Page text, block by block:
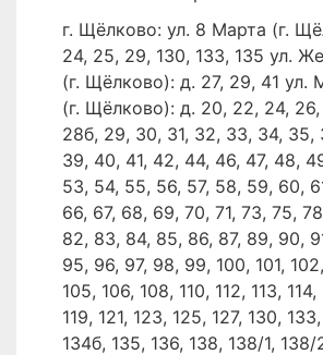
г. Щёлково: ул. 8 Марта (г.
24, 25, 29, 130, 133, 135 ул.
(г. Щёлково): д. 27, 29, 41 ул.
(г. Щёлково): д. 20, 22, 24,
28б, 29, 30, 31, 32, 33, 34, 35,
39, 40, 41, 42, 44, 46, 47, 48,
53, 54, 55, 56, 57, 58, 59, 60,
66, 67, 68, 69, 70, 71, 73, 75,
82, 83, 84, 85, 86, 87, 89, 90,
95, 96, 97, 98, 99, 100, 101,
105, 106, 108, 110, 112, 113, 114,
119, 121, 123, 125, 127, 130,
134б, 135, 136, 138, 138/1,